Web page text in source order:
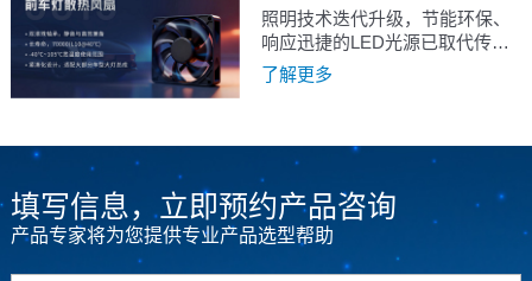
照明技术迭代升级，节能环保、
响应迅捷的LED光源已取代传统
卤素与氙气大灯成为主流；而
DLP（数字光处理）、ADB（自
程与交互化的新方向。而功能强
大、集成度高的汽车前大灯，运
行时产生的热量愈发集中，散热
问题已成为制约车灯性能、寿命
与可靠性的关键瓶颈。
了解更多
填写信息，立即预约产品咨询
产品专家将为您提供专业产品选型帮助